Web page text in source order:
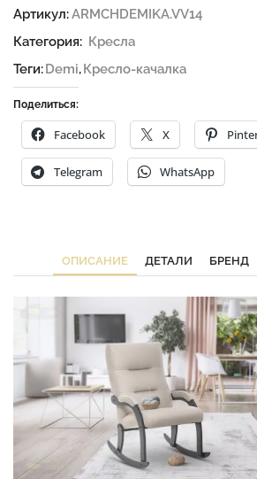
Артикул:ARMCHDEMIKA.VV14
Категория: Кресла
Теги:Demi,Кресло-качалка
Поделиться:
Facebook X
Telegram WhatsApp
ОПИСАНИЕ ДЕТАЛИ БРЕНД